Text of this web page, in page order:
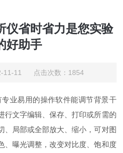
仪省时省力是您实验
好助手
11-11 点击次数：1854
易用的操作软件能调节背景干
行文字编辑、保存、打印或所需的
、局部或全部放大、缩小，可对图
、曝光调整，改变对比度、饱和度